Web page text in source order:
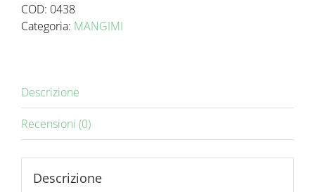
COD: 0438
Categoria: MANGIMI
Descrizione
Recensioni (0)
Descrizione